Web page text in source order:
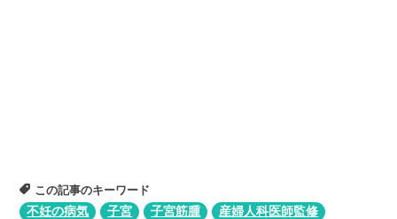
この記事のキーワード
不妊の病気
子宮 子宮筋腫 産婦人科医師監修